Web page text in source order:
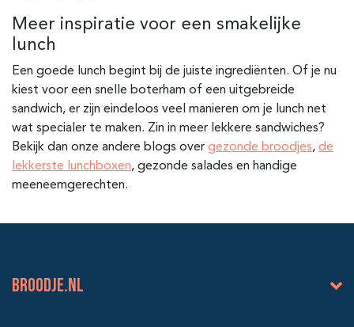
Meer inspiratie voor een smakelijke
lunch
Een goede lunch begint bij de juiste ingrediënten. Of je nu
kiest voor een snelle boterham of een uitgebreide
sandwich, er zijn eindeloos veel manieren om je lunch net
wat specialer te maken. Zin in meer lekkere sandwiches?
Bekijk dan onze andere blogs over gezonde broodjes, de
lekkerste lunchboxen, gezonde salades en handige
meeneemgerechten.
BROODJE.NL